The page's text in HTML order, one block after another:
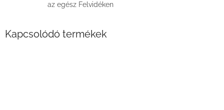
az egész Felvidéken
Kapcsolódó termékek